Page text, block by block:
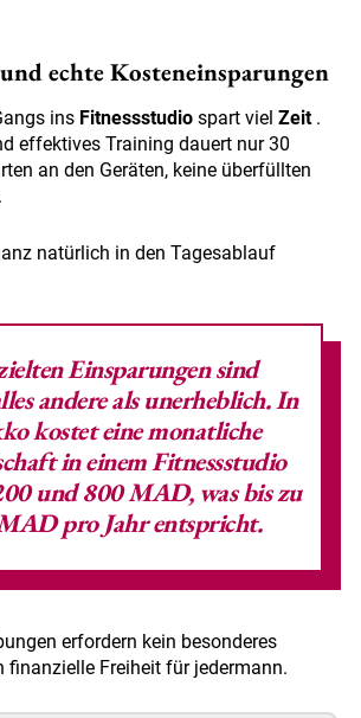
echte Kosteneinsparungen
ins Fitnessstudio spart viel Zeit.
effektives Training dauert nur 30
an den Geräten, keine überfüllten
natürlich in den Tagesablauf
Einsparungensind
andere als unerheblich. In
kostet eine monatliche
in einem Fitnessstudio
und 800 MAD, was bis zu
pro Jahr entspricht.
erfordern kein besonderes
finanzielle Freiheit für jedermann.